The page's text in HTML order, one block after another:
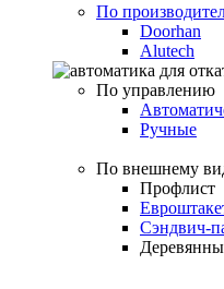
По
Doorhan
Alutech
По управлению
Ручные
По внешнему
Профлист
Сэндвич-